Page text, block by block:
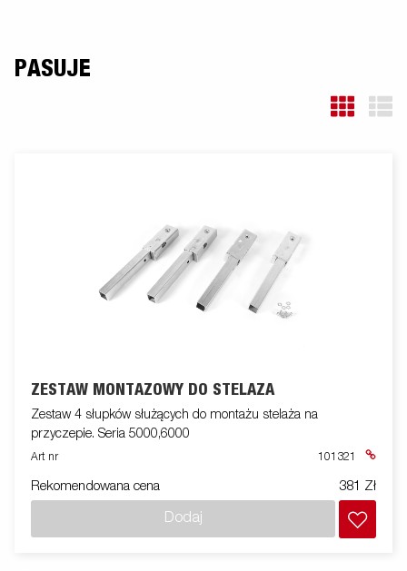
PASUJE
ZESTAW MONTAŻOWY DO STELAŻA
Zestaw 4 słupków służących do montażu stelaża na
przyczepie. Seria 5000,6000
Art nr 101321
Rekomendowana cena 381 Zł
Dodaj